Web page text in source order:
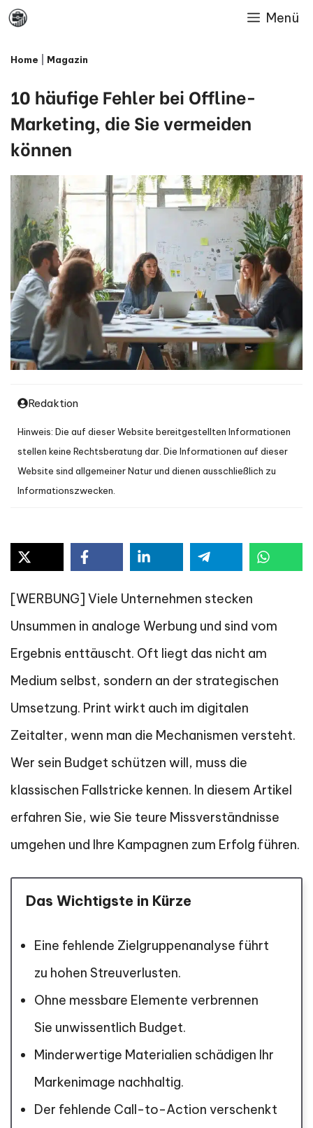
Skip
content
Menü
Home Magazin
10 häufige Fehler bei Offline-
Marketing, die Sie vermeiden
können
Redaktion
Hinweis: Die auf dieser Website bereitgestellten Informationen
stellen keine Rechtsberatung dar. Die Informationen auf dieser
Website sind allgemeiner Natur und dienen ausschließlich zu
Informationszwecken.
[WERBUNG] Viele Unternehmen stecken
Unsummen in analoge Werbung und sind vom
Ergebnis enttäuscht. Oft liegt das nicht am
Medium selbst, sondern an der strategischen
Umsetzung. Print wirkt auch im digitalen
Zeitalter, wenn man die Mechanismen versteht.
Wer sein Budget schützen will, muss die
klassischen Fallstricke kennen. In diesem Artikel
erfahren Sie, wie Sie teure Missverständnisse
umgehen und Ihre Kampagnen zum Erfolg führen.
Das Wichtigste in Kürze
Eine fehlende Zielgruppenanalyse führt
zu hohen Streuverlusten.
Ohne messbare Elemente verbrennen
Sie unwissentlich Budget.
Minderwertige Materialien schädigen Ihr
Markenimage nachhaltig.
Der fehlende Call-to-Action verschenkt